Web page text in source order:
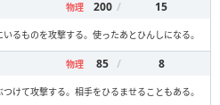
物理 200 / 15
るものを攻撃する。使ったあとひんしになる。
物理 85 / 8
けて攻撃する。相手をひるませることもある。